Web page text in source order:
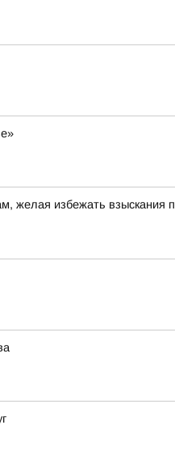
желая избежать взыскания